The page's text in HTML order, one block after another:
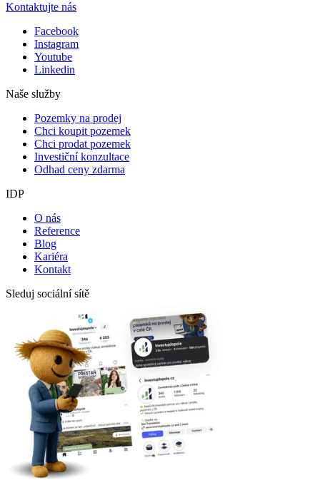
Kontaktujte nás
Facebook
Instagram
Youtube
Linkedin
Naše služby
Pozemky na prodej
Chci koupit pozemek
Chci prodat pozemek
Investiční konzultace
Odhad ceny zdarma
IDP
O nás
Reference
Blog
Kariéra
Kontakt
Sleduj sociální sítě